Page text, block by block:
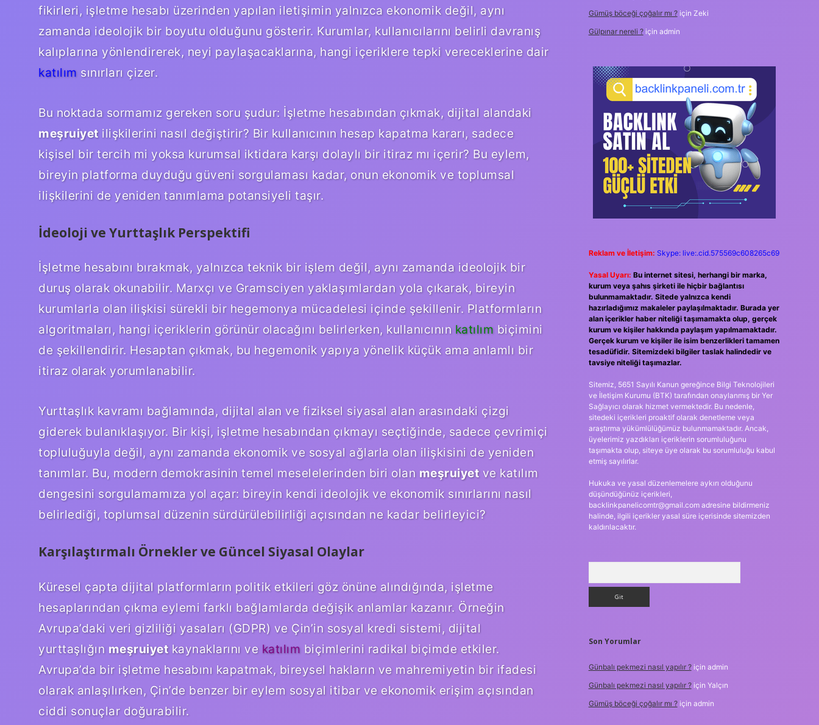
fikirleri, işletme hesabı üzerinden yapılan iletişimin yalnızca ekonomik değil, aynı
zamanda ideolojik bir boyutu olduğunu gösterir. Kurumlar, kullanıcılarını belirli davranış
kalıplarına yönlendirerek, neyi paylaşacaklarına, hangi içeriklere tepki vereceklerine dair
katılım sınırları çizer.
Bu noktada sormamız gereken soru şudur: İşletme hesabından çıkmak, dijital alandaki
meşruiyetilişkilerini nasıl değiştirir? Bir kullanıcının hesap kapatma kararı, sadece
kişisel bir tercih mi yoksa kurumsal iktidara karşı dolaylı bir itiraz mı içerir? Bu eylem,
bireyin platforma duyduğu güveni sorgulaması kadar, onun ekonomik ve toplumsal
ilişkilerini de yeniden tanımlama potansiyeli taşır.
İdeoloji ve Yurttaşlık Perspektifi
İşletme hesabını bırakmak, yalnızca teknik bir işlem değil, aynı zamanda ideolojik bir
duruş olarak okunabilir. Marxçı ve Gramsciyen yaklaşımlardan yola çıkarak, bireyin
kurumlarla olan ilişkisi sürekli bir hegemonya mücadelesi içinde şekillenir. Platformların
algoritmaları, hangi içeriklerin görünür olacağını belirlerken, kullanıcının katılım biçimini
de şekillendirir. Hesaptan çıkmak, bu hegemonik yapıya yönelik küçük ama anlamlı bir
itiraz olarak yorumlanabilir.
Yurttaşlık kavramı bağlamında, dijital alan ve fiziksel siyasal alan arasındaki çizgi
giderek bulanıklaşıyor. Bir kişi, işletme hesabından çıkmayı seçtiğinde, sadece çevrimiçi
topluluğuyla değil, aynı zamanda ekonomik ve sosyal ağlarla olan ilişkisini de yeniden
tanımlar. Bu, modern demokrasinin temel meselelerinden biri olan meşruiyetve katılım
dengesini sorgulamamıza yol açar: bireyin kendi ideolojik ve ekonomik sınırlarını nasıl
belirlediği, toplumsal düzenin sürdürülebilirliği açısından ne kadar belirleyici?
Karşılaştırmalı Örnekler ve Güncel Siyasal Olaylar
Küresel çapta dijital platformların politik etkileri göz önüne alındığında, işletme
hesaplarından çıkma eylemi farklı bağlamlarda değişik anlamlar kazanır. Örneğin
Avrupa’daki veri gizliliği yasaları (GDPR) ve Çin’in sosyal kredi sistemi, dijital
yurttaşlığın meşruiyetkaynaklarını ve katılım biçimlerini radikal biçimde etkiler.
Avrupa’da bir işletme hesabını kapatmak, bireysel hakların ve mahremiyetin bir ifadesi
olarak anlaşılırken, Çin’de benzer bir eylem sosyal itibar ve ekonomik erişim açısından
ciddi sonuçlar doğurabilir.
Gümüş böceği çoğalır mı ?için Zeki
Gülpınar nereli ?için admin
Reklam ve İletişim: Skype: live:.cid.575569c608265c69
Yasal Uyarı: Bu internet sitesi, herhangi bir marka,
kurum veya şahıs şirketi ile hiçbir bağlantısı
bulunmamaktadır. Sitede yalnızca kendi
hazırladığımız makaleler paylaşılmaktadır. Burada yer
alan içerikler haber niteliği taşımamakta olup, gerçek
kurum ve kişiler hakkında paylaşım yapılmamaktadır.
Gerçek kurum ve kişiler ile isim benzerlikleri tamamen
tesadüfidir. Sitemizdeki bilgiler taslak halindedir ve
tavsiye niteliği taşımazlar.
Sitemiz, 5651 Sayılı Kanun gereğince Bilgi Teknolojileri
ve İletişim Kurumu (BTK) tarafından onaylanmış bir Yer
Sağlayıcı olarak hizmet vermektedir. Bu nedenle,
sitedeki içerikleri proaktif olarak denetleme veya
araştırma yükümlülüğümüz bulunmamaktadır. Ancak,
üyelerimiz yazdıkları içeriklerin sorumluluğunu
taşımakta olup, siteye üye olarak bu sorumluluğu kabul
etmiş sayılırlar.
Hukuka ve yasal düzenlemelere aykırı olduğunu
düşündüğünüz içerikleri,
backlinkpanelicomtr@gmail.comadresine bildirmeniz
halinde, ilgili içerikler yasal süre içerisinde sitemizden
kaldırılacaktır.
Son Yorumlar
Günbalı pekmezi nasıl yapılır ?için admin
Günbalı pekmezi nasıl yapılır ?için Yalçın
Gümüş böceği çoğalır mı ?için admin